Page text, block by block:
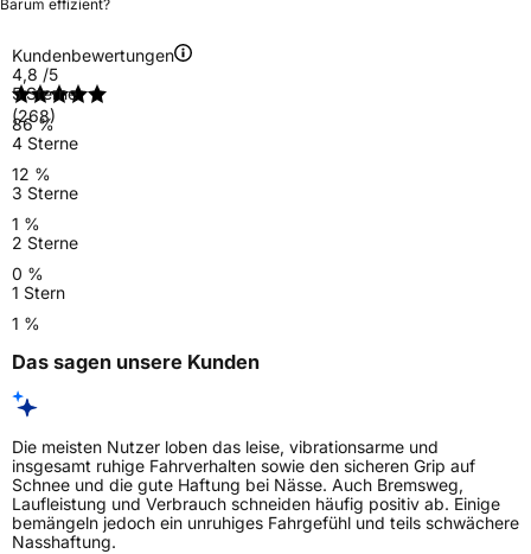
Barum effizient?
Kundenbewertungen
4,8 /5
(268)
5 Sterne
86 %
4 Sterne
12 %
3 Sterne
1 %
2 Sterne
0 %
1 Stern
1 %
Das sagen unsere Kunden
Die meisten Nutzer loben das leise, vibrationsarme und
insgesamt ruhige Fahrverhalten sowie den sicheren Grip auf
Schnee und die gute Haftung bei Nässe. Auch Bremsweg,
Laufleistung und Verbrauch schneiden häufig positiv ab. Einige
bemängeln jedoch ein unruhiges Fahrgefühl und teils schwächere
Nasshaftung.